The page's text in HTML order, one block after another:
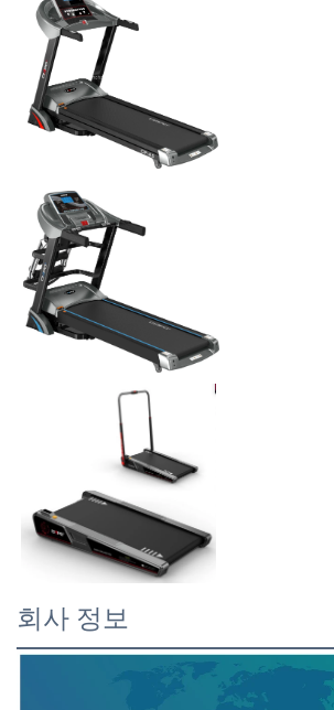
회사 정보